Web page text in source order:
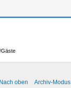
Gäste
Nach oben Archiv-Modus